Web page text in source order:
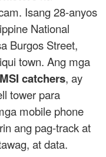
Isang 28-anyos
National
Burgos Street,
town. Ang mga
catchers, ay
tower para
mobile phone
ang pag-track at
at data.